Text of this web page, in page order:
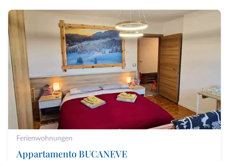
Ferienwohnungen
Appartamento BUCANEVE